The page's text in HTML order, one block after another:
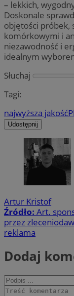
– lekkich,
Doskonale
objętości próbek,
komórkowymi i
niezawodność i
idealnym
Słuchaj
Tagi:
najwyższa jakość
Udostępnij
Artur Kristof
Źródło: Art.
przez
reklama
Dodaj